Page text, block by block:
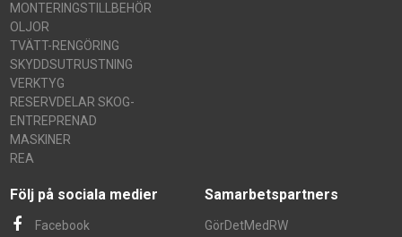
MONTERINGSTILLBEHÖR
OLJOR
TVÄTT-RENGÖRING
SKYDDSUTRUSTNING
VERKTYG
RESERVDELAR SKOG-
ENTREPRENAD
MASKINER
REA
Följ på sociala medier
Facebook
Samarbetspartners
GörDetMedRW